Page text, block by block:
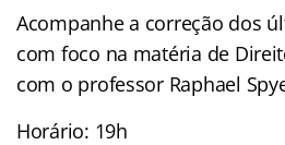
Acompanhe a correção dos
com foco na matéria de
com o professor Raphael
Horário: 19h